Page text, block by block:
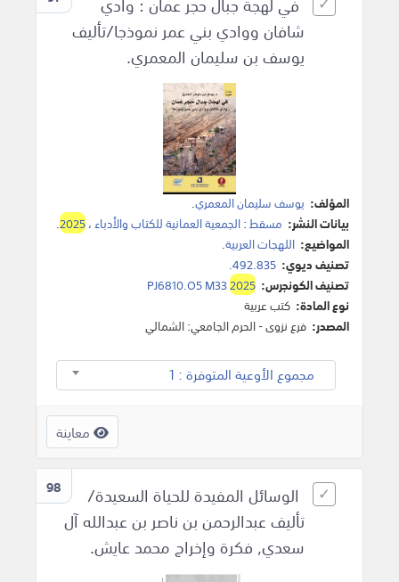
شافان ووادي بني عمر نموذجا/تأليف
يوسف بن سليمان المعمري.
المؤلف: يوسف سليمان المعمري.
بيانات النشر: مسقط:الجمعية العمانية للكتاب والأدباء،2025
.
المواضيع: اللهجات العربية.
تصنيف ديوي: 492.835.
تصنيف الكونجرس:
PJ6810.O5 M332025
نوع المادة: كتب عربية
المصدر: فرع نزوى - الحرم الجامعي: الشمالي
مجموع الأوعية المتوفرة : 1
معاينة
98
الوسائل المفيدة للحياة السعيدة/
تأليف عبدالرحمن بن ناصر بن عبدالله آل
سعدي, فكرة وإخراج محمد عايش.